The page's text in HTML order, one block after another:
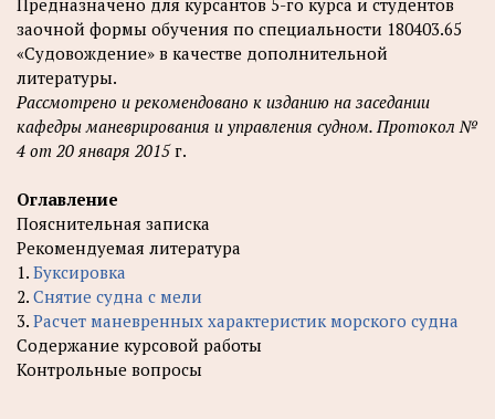
заочной формы обучения по специальности 180403.65
«Судовождение» в качестве дополнительной
литературы.
Рассмотрено и рекомендовано к изданию на заседании
кафедры маневрирования и управления судном. Протокол №
4 от 20 января 2015г.
Оглавление
Пояснительная записка
Рекомендуемая литература
1. Буксировка
2. Снятие судна с мели
3. Расчет маневренных характеристик морского судна
Содержание курсовой работы
Контрольные вопросы